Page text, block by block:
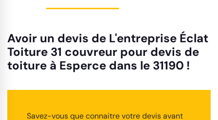
Avoir un devis de L'entreprise Éclat
Toiture 31 couvreur pour devis de
toiture à Esperce dans le 31190 !
Savez-vous que connaitre votre devis avant